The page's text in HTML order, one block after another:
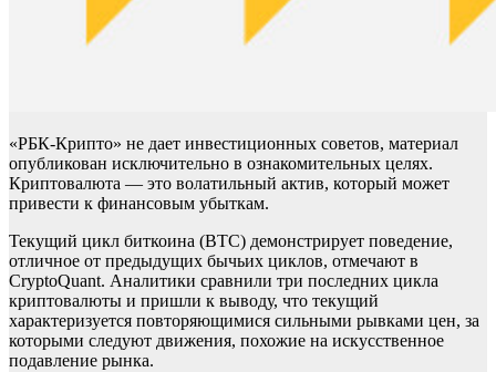
«РБК-Крипто» не дает инвестиционных советов, материал
опубликован исключительно в ознакомительных целях.
Криптовалюта — это волатильный актив, который может
привести к финансовым убыткам.
Текущий цикл биткоина (BTC) демонстрирует поведение,
отличное от предыдущих бычьих циклов, отмечают в
CryptoQuant. Аналитики сравнили три последних цикла
криптовалюты и пришли к выводу, что текущий
характеризуется повторяющимися сильными рывками цен, за
которыми следуют движения, похожие на искусственное
подавление рынка.